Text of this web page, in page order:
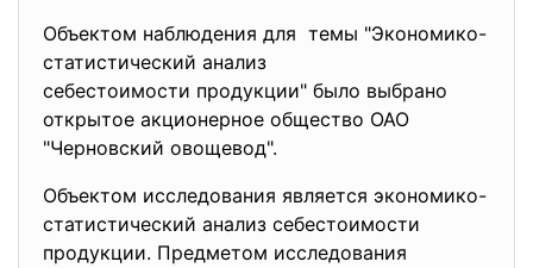
Объектом наблюдения для темы "Экономико-
статистический анализ
себестоимости продукции" было выбрано
открытое акционерное общество ОАО
"Черновский овощевод".
Объектом исследования является экономико-
статистический анализ себестоимости
продукции. Предметом исследования